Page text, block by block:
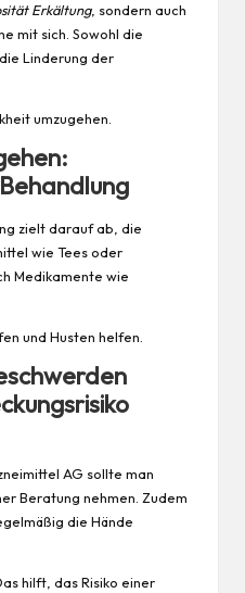
Erkältung, sondern auch
mit sich. Sowohl die
Linderung der
umzugehen.
zielt darauf ab, die
wie Tees oder
Medikamente wie
und Husten helfen.
AG sollte man
Beratung nehmen. Zudem
die Hände
hilft, das Risiko einer